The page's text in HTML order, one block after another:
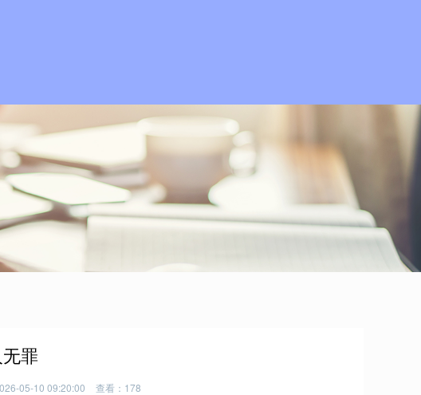
罪
05-10 09:20:00 查看：178